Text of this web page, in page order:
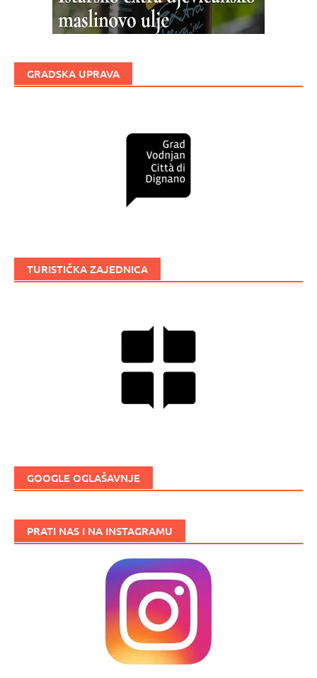
GRADSKA UPRAVA
TURISTIČKA ZAJEDNICA
GOOGLE OGLAŠAVNJE
PRATI NAS I NA INSTAGRAMU